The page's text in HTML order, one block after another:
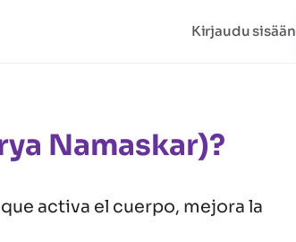
Kirjaudu sisään
Namaskar)?
activa el cuerpo, mejora la